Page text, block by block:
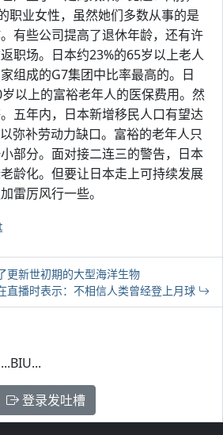
职业女性，虽然她们多数从事的是
有些公司提高了退休年龄，还有许
职场。日本约23%的65岁以上老人
组成的G7集团中比率最高的。日
以上的富裕老年人的医保费用。然
五年内，日本新增移民人口有望达
弥补劳动力缺口。富裕的老年人只
部分。面对接二连三的警告，日本
龄化。但要让日本走上可持续发展
雷厉风行一些。
更新世初期的大型海洋生物
直播时表示：不相信人类曾经登上月球
登录发吐槽